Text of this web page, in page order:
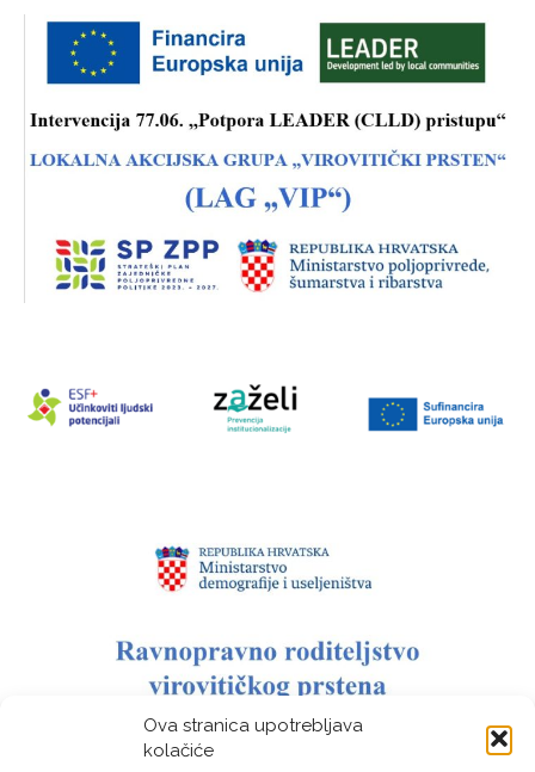
Ova stranica upotrebljava
kolačiće